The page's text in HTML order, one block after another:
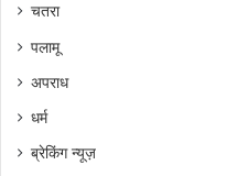
चतरा
पलामू
अपराध
धर्म
ब्रेकिंग न्यूज़